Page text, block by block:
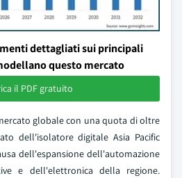
dettagliati sui principali
questo mercato
il PDF gratuito
globale con una quota di oltre
dell'isolatore digitale Asia Pacific
dell'espansione dell'automazione
e dell'elettronica della regione.